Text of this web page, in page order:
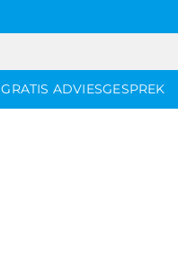
GRATIS ADVIESGESPREK